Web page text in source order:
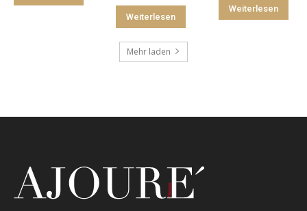
Weiterlesen
Weiterlesen
Mehr laden